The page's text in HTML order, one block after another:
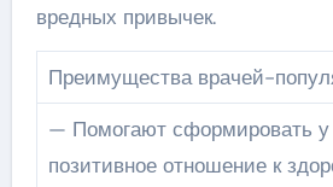
вредных привычек.
Преимущества врачей-
— Помогают сформировать у
позитивное отношение к